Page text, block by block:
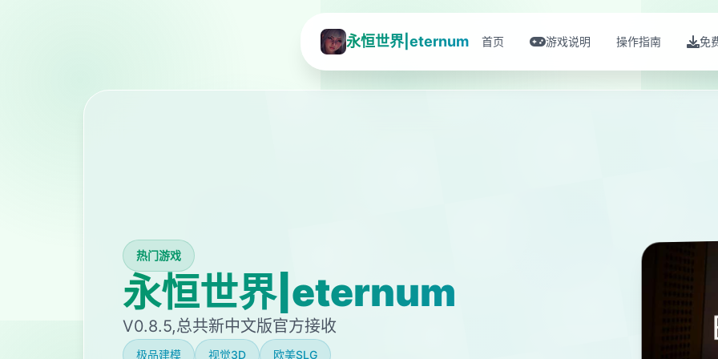
永恒世界|eternum 首页 游戏说明 操作指南 免
热门游戏
永恒世界|eternum
V0.8.5,总共新中文版官方接收
极品建模 视觉3D 欧美SLG